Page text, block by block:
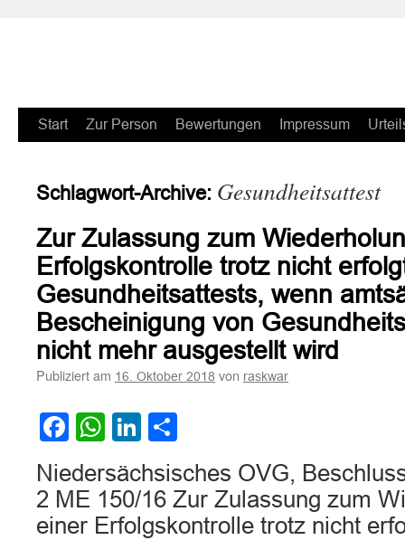
Zum
springen
Start Zur Person Bewertungen Impressum
Schlagwort-Archive: Gesundheitsattest
Zur Zulassung zum
Erfolgskontrolle trotz nicht
Gesundheitsattests, wenn
Bescheinigung von
nicht mehr ausgestellt wird
Publiziert am 16. Oktober 2018 von raskwar
Facebook
WhatsApp
LinkedIn
Niedersächsisches OVG,
2 ME 150/16 Zur Zulassung zum
einer Erfolgskontrolle trotz nicht